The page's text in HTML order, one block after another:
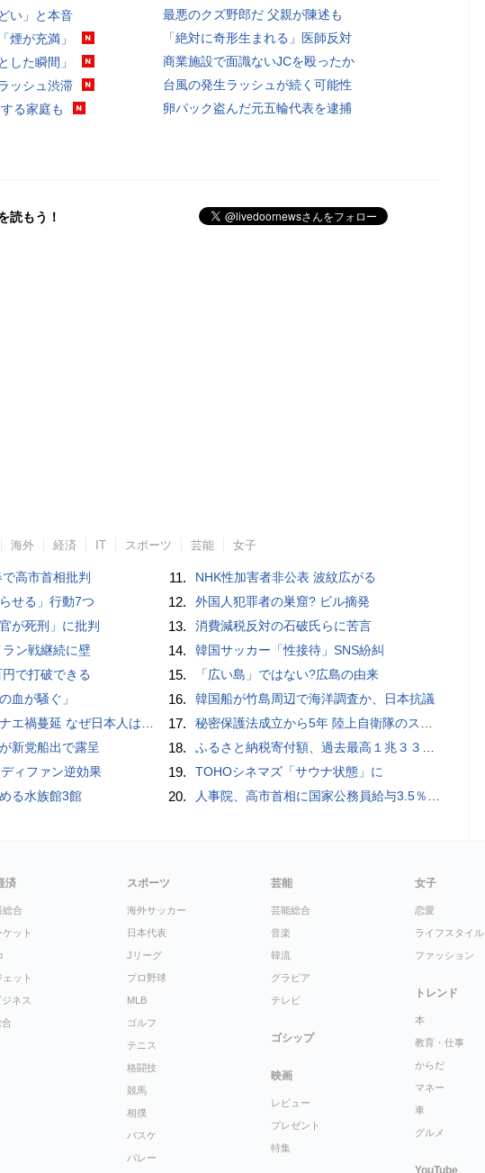
い」と本音
煙が充満」
した瞬間」
ッシュ渋滞
る家庭も
最悪のクズ野郎だ 父親が陳述も
「絶対に奇形生まれる」医師反対
商業施設で面識ないJCを殴ったか
台風の発生ラッシュが続く可能性
卵パック盗んだ元五輪代表を逮捕
読もう！
海外 経済 IT スポーツ 芸能 女子
高市首相批判
せる」行動7つ
が死刑」に批判
ン戦継続に壁
で打破できる
血が騒ぐ」
は妙ちくりんな女に騙されてしまったのか（適菜収）
新党船出で露呈
ィファン逆効果
る水族館3館
11. NHK性加害者非公表 波紋広がる
12. 外国人犯罪者の巣窟? ビル摘発
13. 消費減税反対の石破氏らに苦言
14. 韓国サッカー「性接待」SNS紛糾
15. 「広い島」ではない?広島の由来
16. 韓国船が竹島周辺で海洋調査か、日本抗議
17. 秘密保護法成立から5年 陸上自衛隊のスパイ組織「別班」暴いたベテラン記者が警鐘 - BLOGOS編集部
18. ふるさと納税寄付額、過去最高１兆３３１４億円…住民税控除額最大は横浜市の３７３億円
19. TOHOシネマズ「サウナ状態」に
20. 人事院、高市首相に国家公務員給与3.5％超の大幅ベースアップを勧告
済
総合
ケット
ェット
ネス
スポーツ
海外サッカー
日本代表
Jリーグ
プロ野球
MLB
ゴルフ
テニス
格闘技
競馬
相撲
バスケ
バレー
芸能
芸能総合
音楽
韓流
グラビア
テレビ
ゴシップ
映画
レビュー
プレゼント
特集
女子
恋愛
ライフスタイル
ファッション
トレンド
本
教育・仕事
からだ
マネー
車
グルメ
YouTube